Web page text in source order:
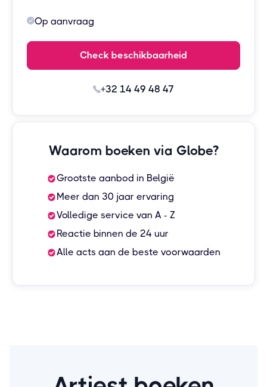
Op aanvraag
Check beschikbaarheid
+32 14 49 48 47
Waarom boeken via Globe?
Grootste aanbod in België
Meer dan 30 jaar ervaring
Volledige service van A - Z
Reactie binnen de 24 uur
Alle acts aan de beste voorwaarden